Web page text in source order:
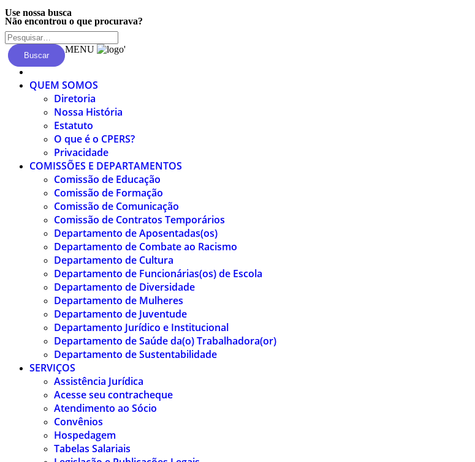
Não encontrou o que procurava?
Use nossa busca
Buscar
MENU '
QUEM SOMOS
Diretoria
Nossa História
Estatuto
O que é o CPERS?
Privacidade
COMISSÕES E DEPARTAMENTOS
Comissão de Educação
Comissão de Formação
Comissão de Comunicação
Comissão de Contratos Temporários
Departamento de Aposentadas(os)
Departamento de Combate ao Racismo
Departamento de Cultura
Departamento de Funcionárias(os) de Escola
Departamento de Diversidade
Departamento de Mulheres
Departamento de Juventude
Departamento Jurídico e Institucional
Departamento de Saúde da(o) Trabalhadora(or)
Departamento de Sustentabilidade
SERVIÇOS
Assistência Jurídica
Acesse seu contracheque
Atendimento ao Sócio
Convênios
Hospedagem
Tabelas Salariais